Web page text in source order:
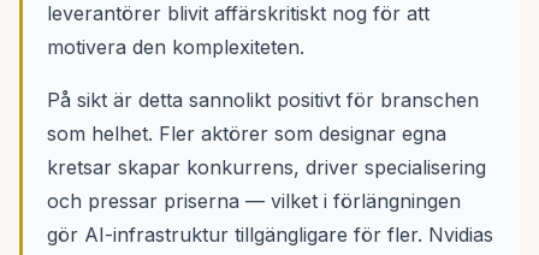
leverantörer blivit affärskritiskt nog för att
motivera den komplexiteten.
På sikt är detta sannolikt positivt för branschen
som helhet. Fler aktörer som designar egna
kretsar skapar konkurrens, driver specialisering
och pressar priserna — vilket i förlängningen
gör AI-infrastruktur tillgängligare för fler. Nvidias